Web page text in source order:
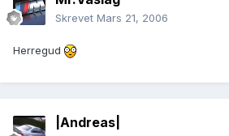
Skrevet Mars 21, 2006
Herregud
|Andreas|